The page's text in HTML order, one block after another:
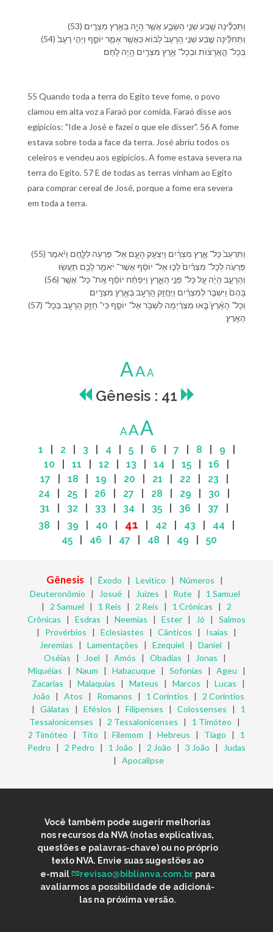
(53) וַ⁠תִּכְלֶ֕ינָה שֶׁ֖בַע שְׁנֵ֣י הַ⁠שָּׂבָ֑ע אֲשֶׁ֥ר הָיָ֖ה בְּ⁠אֶ֥רֶץ מִצְרָֽיִם׃
(54) וַ⁠תְּחִלֶּ֜ינָה שֶׁ֣בַע שְׁנֵ֤י הָ⁠רָעָב֙ לָ⁠ב֔וֹא כַּ⁠אֲשֶׁ֖ר אָמַ֣ר יוֹסֵ֑ף וַ⁠יְהִ֤י רָעָב֙
בְּ⁠כָל־ הָ֣⁠אֲרָצ֔וֹת וּ⁠בְ⁠כָל־ אֶ֥רֶץ מִצְרַ֖יִם הָ֥יָה לָֽחֶם׃
55 Quando toda a terra do Egito teve fome, o povo
clamou em alta voz a Faraó por comida. Faraó disse aos
egípicios: "Ide a José e fazei o que ele disser". 56 A fome
estava sobre toda a face da terra. José abriu todos os
celeiros e vendeu aos egípicios. A fome estava severa na
terra do Egito. 57 E de todas as terras vinham ao Egito
para comprar cereal de José, porque a fome era severa
em toda a terra.
(55) וַ⁠תִּרְעַב֙ כָּל־ אֶ֣רֶץ מִצְרַ֔יִם וַ⁠יִּצְעַ֥ק הָ⁠עָ֛ם אֶל־ פַּרְעֹ֖ה לַ⁠לָּ֑חֶם וַ⁠יֹּ֨אמֶר
פַּרְעֹ֤ה לְ⁠כָל־ מִצְרַ֨יִם֙ לְכ֣וּ אֶל־ יוֹסֵ֔ף אֲשֶׁר־ יֹאמַ֥ר לָ⁠כֶ֖ם תַּעֲשֽׂוּ׃
(56) וְ⁠הָ⁠רָעָ֣ב הָיָ֔ה עַ֖ל כָּל־ פְּנֵ֣י הָ⁠אָ֑רֶץ וַ⁠יִּפְתַּ֨ח יוֹסֵ֜ף אֶֽת־ כָּל־ אֲשֶׁ֤ר
בָּ⁠הֶם֙ וַ⁠יִּשְׁבֹּ֣ר לְ⁠מִצְרַ֔יִם וַ⁠יֶּחֱזַ֥ק הָֽ⁠רָעָ֖ב בְּ⁠אֶ֥רֶץ מִצְרָֽיִם׃
(57) וְ⁠כָל־ הָ⁠אָ֨רֶץ֙ בָּ֣אוּ מִצְרַ֔יְמָ⁠ה לִ⁠שְׁבֹּ֖ר אֶל־ יוֹסֵ֑ף כִּֽי־ חָזַ֥ק הָ⁠רָעָ֖ב בְּ⁠כָל־
הָ⁠אָֽרֶץ׃
AAA
Gênesis : 41
AAA
1 2 3 4 5| 6 7 8 9
10
11 12 13 14 15 16
17
18 19 20 21 22 23
24
25 26 27 28 29 30
31
32 33 34 35 36 37
38
39 40 41 42 43 44
45| 46 47 48 49 50
Gênesis | Êxodo | Levítico | Números |
Deuteronômio | Josué| Juízes | Rute| 1 Samuel
| 2 Samuel | 1 Reis | 2 Reis | 1 Crônicas | 2
Crônicas | Esdras | Neemias | Ester | Jó | Salmos
| Provérbios | Eclesiastes | Cânticos | Isaías |
Jeremias | Lamentações | Ezequiel | Daniel |
Oséias | Joel | Amós | Obadias | Jonas |
Miquéias | Naum | Habacuque| Sofonias | Ageu |
Zacarias | Malaquias | Mateus | Marcos | Lucas |
João | Atos | Romanos | 1 Coríntios | 2 Coríntios
| Gálatas | Efésios | Filipenses | Colossenses | 1
Tessalonicenses | 2 Tessalonicenses | 1 Timóteo |
2 Timóteo | Tito | Filemom | Hebreus | Tiago | 1
Pedro | 2 Pedro | 1 João | 2 João | 3 João |
Judas
| Apocalipse
Você também pode sugerir melhorias
nos recursos da NVA (notas explicativas,
questões e palavras-chave) ou no próprio
texto NVA. Envie suas sugestões ao
e-mail
revisao@biblianva.com.br para
avaliarmos a possibilidade de adicioná-
las na próxima versão.